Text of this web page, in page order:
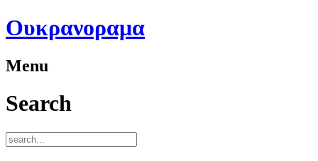
Ουκρανοραμα
Menu
Search